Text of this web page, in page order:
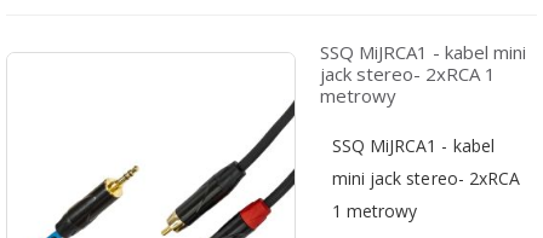
SSQ MiJRCA1 - kabel mini
jack stereo- 2xRCA 1
metrowy
SSQ MiJRCA1 - kabel
mini jack stereo- 2xRCA
1 metrowy